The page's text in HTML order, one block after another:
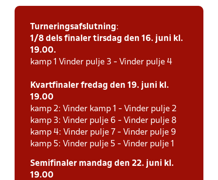
Turneringsafslutning:
1/8 dels finaler tirsdag den 16. juni kl.
19.00.
kamp 1 Vinder pulje 3 - Vinder pulje 4
Kvartfinaler fredag den 19. juni kl.
19.00
kamp 2: Vinder kamp 1 - Vinder pulje 2
kamp 3: Vinder pulje 6 - Vinder pulje 8
kamp 4: Vinder pulje 7 - Vinder pulje 9
kamp 5: Vinder pulje 5 - Vinder pulje 1
Semifinaler mandag den 22. juni kl.
19.00